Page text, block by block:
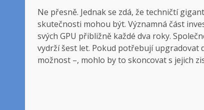
Ne přesně. Jednak se zdá, že techničtí
skutečnosti mohou být. Významná část
svých GPU přibližně každé dva roky.
vydrží šest let. Pokud potřebují upgradovat
možnost –, mohlo by to skoncovat s jejich